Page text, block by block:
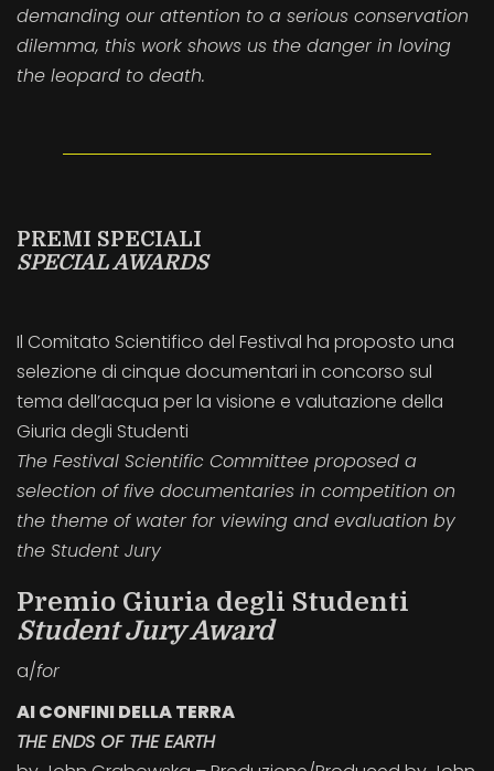
demanding our attention to a serious conservation
dilemma, this work shows us the danger in loving
the leopard to death.
PREMI SPECIALI
SPECIAL AWARDS
Il Comitato Scientifico del Festival ha proposto una
selezione di cinque documentari in concorso sul
tema dell’acqua per la visione e valutazione della
Giuria degli Studenti
The Festival Scientific Committee proposed a
selection of five documentaries in competition on
the theme of water for viewing and evaluation by
the Student Jury
Premio Giuria degli Studenti
Student Jury Award
a/for
AI CONFINI DELLA TERRA
THE ENDS OF THE EARTH